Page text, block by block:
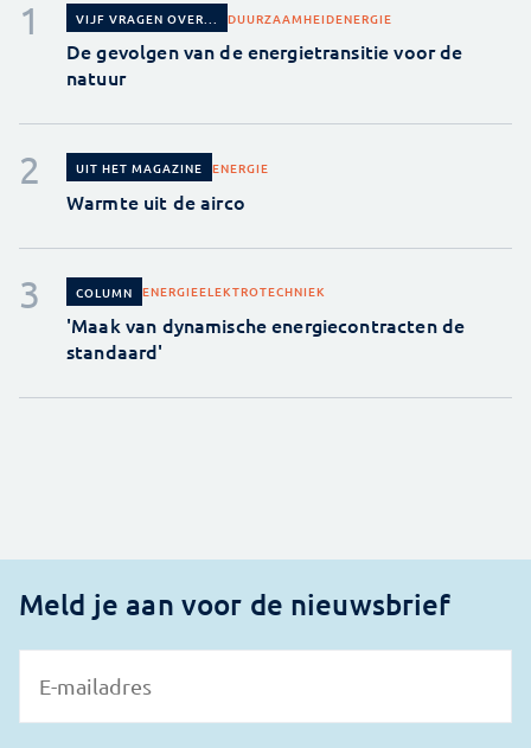
VIJF VRAGEN OVER... DUURZAAMHEIDENERGIE
De gevolgen van de energietransitie voor de
natuur
UIT HET MAGAZINE ENERGIE
Warmte uit de airco
COLUMN ENERGIEELEKTROTECHNIEK
'Maak van dynamische energiecontracten de
standaard'
Meld je aan voor de nieuwsbrief